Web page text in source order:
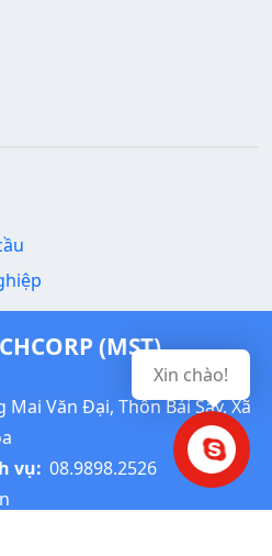
(MST)
Mai Văn Đại, Thôn Bái Sậy, Xã
vụ: 08.9898.2526
Xin chào!